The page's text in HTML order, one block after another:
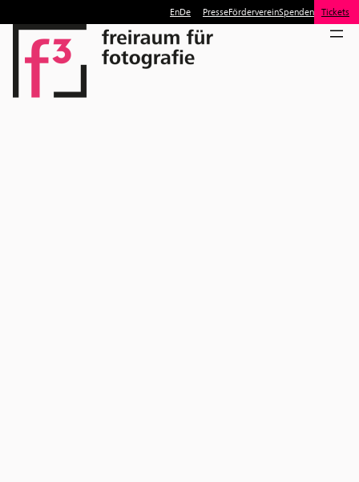
EnDe PresseFördervereinSpenden Tickets